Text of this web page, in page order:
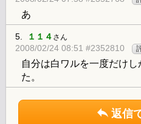
あ
5. １１４ さん
2008/02/24 08:51 #2352810
自分は白ワルを一度だけ
た。
返信